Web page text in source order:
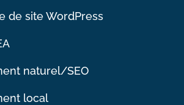
de site WordPress
naturel/SEO
local